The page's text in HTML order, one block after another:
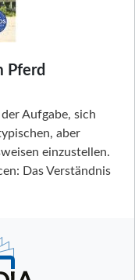
Pferd
Aufgabe, sich
aber
einzustellen.
Das Verständnis